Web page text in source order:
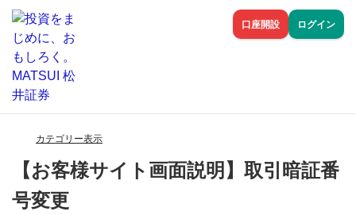
口座開設 ログイン
カテゴリー表示
【お客様サイト画面説明】取引暗証番
号変更